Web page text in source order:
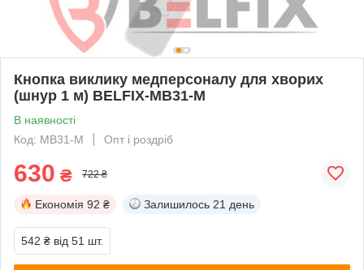
Кнопка виклику медперсоналу для хворих
(шнур 1 м) BELFIX-MB31-M
В наявності
Код: MB31-M
Опт і роздріб
630 ₴ 722 ₴
Економія 92 ₴ Залишилось 21 день
542 ₴ від 51 шт.